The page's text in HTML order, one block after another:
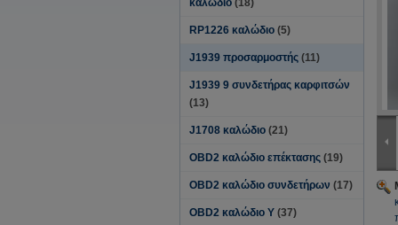
καλώδιο (18)
RP1226 καλώδιο (5)
J1939 προσαρμοστής (11)
J1939 9 συνδετήρας καρφιτσών
(13)
J1708 καλώδιο (21)
OBD2 καλώδιο επέκτασης (19)
OBD2 καλώδιο συνδετήρων (17)
OBD2 καλώδιο Υ (37)